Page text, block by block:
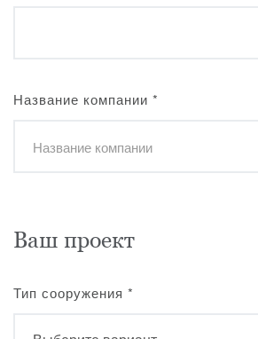
Название компании *
Ваш проект
Тип сооружения *